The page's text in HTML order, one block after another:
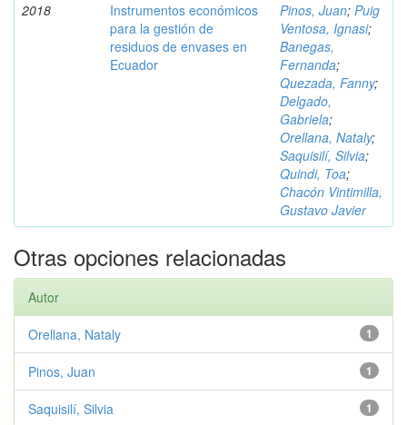
2018
Instrumentos económicos
para la gestión de
residuos de envases en
Ecuador
Pinos, Juan; Puig
Ventosa, Ignasi;
Banegas,
Fernanda;
Quezada, Fanny;
Delgado,
Gabriela;
Orellana, Nataly;
Saquisilí, Silvia;
Quindi, Toa;
Chacón Vintimilla,
Gustavo Javier
Otras opciones relacionadas
Autor
1
Orellana, Nataly
1
Pinos, Juan
1
Saquisilí, Silvia